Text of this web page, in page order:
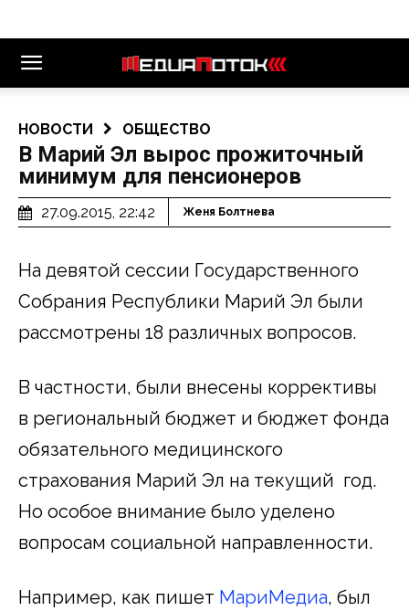
НОВОСТИ ОБЩЕСТВО
В Марий Эл вырос прожиточный
минимум для пенсионеров
27.09.2015, 22:42 Женя Болтнева
На девятой сессии Государственного
Собрания Республики Марий Эл были
рассмотрены 18 различных вопросов.
В частности, были внесены коррективы
в региональный бюджет и бюджет фонда
обязательного медицинского
страхования Марий Эл на текущий год.
Но особое внимание было уделено
вопросам социальной направленности.
Например, как пишет МариМедиа, был